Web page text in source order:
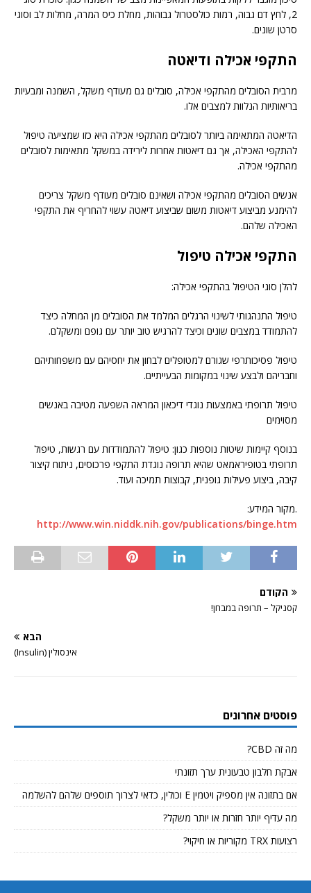
2, לחץ דם גבוה, רמות כולסטרול גבוהות, מחלת כיס המרה, מחלות לב וסוגי
סרטן שונים.
התקפי אכילה ודיאטה
מרבית הסובלים מהתקפי אכילה, סובלים גם מעודף משקל, השמנה ומבעיות
בריאותיות הנלוות למצבים אלו.
הדיאטה המתאימה ביותר לסובלים מהתקפי אכילה היא כזו שמציעה טיפול
להתקפי האכילה, אך גם דיאטות אחרות לירידה במשקל מתאימות לסובלים
מהתקפי אכילה.
אנשים הסובלים מהתקפי אכילה ושאינם סובלים מעודף משקל צריכים
להימנע מביצוע דיאטות משום שביצוע דיאטה עשוי להחריף את התקפי
האכילה שלהם.
התקפי אכילה טיפול
להלן סוגי הטיפול בהתקפי אכילה:
טיפול התנהגותי לשינוי הרגלים המלמד את הסובלים מן המחלה כיצד
להתמודד במצבים שונים וכיצד להרגיש טוב יותר עם גופם ומשקלם.
טיפול פסיכותרפי שגורם למטופלים לבחון את יחסיהם עם משפחותיהם
וחבריהם ולבצע שינוי במקומות הבעייתיים.
טיפול תרופתי באמצעות נוגדי דיכאון המראה השפעה מטיבה באנשים
מסוימים
בנוסף קיימות שיטות נוספות כגון: טיפול להתמודדות עם רגשות, טיפול
תרופתי בטופיראמאט שהיא תרופה נוגדת התקפי פרכוסים, ניתוח קיצור
קיבה, ביצוע פעילות גופנית, קבוצות תמיכה ועוד.
.מקור המידע:
http://www.win.niddk.nih.gov/publications/binge.htm
הקודם
קסניקל – תרופה במבחן!
הבא
אינסולין (Insulin)
פוסטים אחרונים
מה זה CBD?
אבקת חלבון טבעונית ערך תזונתי
אם בתזונה אין מספיק ויטמין E וכולין, כדאי לצרוך תוספים שלהם להשלמה
מה עדיף יותר חזרות או יותר משקל?
רצועות TRX מקוריות או חיקוי?